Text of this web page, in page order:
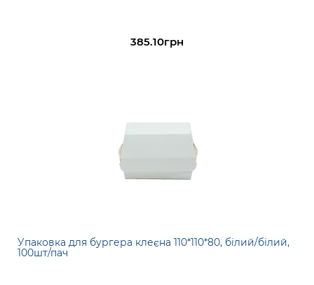
385.10грн
Упаковка для бургера клеєна 110*110*80, білий/білий,
100шт/пач